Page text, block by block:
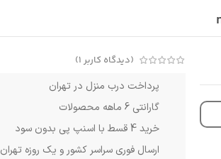
(دیدگاه کاربر 1
)
پرداخت درب منزل در تهران
گارانتی 6 ماهه محصولات
خرید 4 قسط با اسنپ پی بدون سود
ارسال فوری سراسر کشور و یک روزه تهران